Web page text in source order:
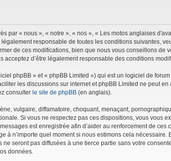
par « nous », « notre », « nos », « Les motos anglaises
responsable de toutes les conditions suivantes,
de ces modifications, bien que nous vous conseillons
d’être légalement responsable des conditions
phpBB » et « phpBB Limited ») qui est un logiciel de
les discussions sur internet et phpBB Limited ne peut
consulter le site de phpBB (en anglais).
vulgaire, diffamatoire, choquant, menaçant,
Si vous ne respectez pas ces dispositions, vous vous
est enregistrée afin d’aider au renforcement de
à n’importe quel moment si nous estimons cela
seront pas diffusées à une tierce partie sans votre
données.